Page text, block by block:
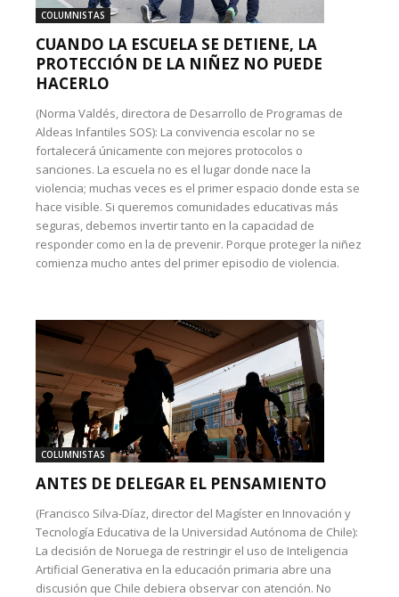
COLUMNISTAS
CUANDO LA ESCUELA SE DETIENE, LA
PROTECCIÓN DE LA NIÑEZ NO PUEDE
HACERLO
(Norma Valdés, directora de Desarrollo de Programas de
Aldeas Infantiles SOS): La convivencia escolar no se
fortalecerá únicamente con mejores protocolos o
sanciones. La escuela no es el lugar donde nace la
violencia; muchas veces es el primer espacio donde esta se
hace visible. Si queremos comunidades educativas más
seguras, debemos invertir tanto en la capacidad de
responder como en la de prevenir. Porque proteger la niñez
comienza mucho antes del primer episodio de violencia.
COLUMNISTAS
ANTES DE DELEGAR EL PENSAMIENTO
(Francisco Silva-Díaz, director del Magíster en Innovación y
Tecnología Educativa de la Universidad Autónoma de Chile):
La decisión de Noruega de restringir el uso de Inteligencia
Artificial Generativa en la educación primaria abre una
discusión que Chile debiera observar con atención. No